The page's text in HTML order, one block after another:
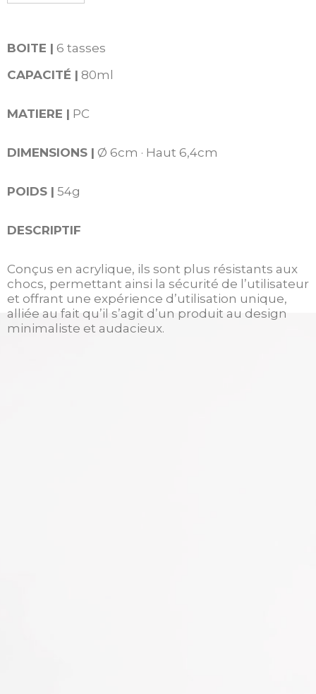
BOITE | 6 tasses
CAPACITÉ | 80ml
MATIERE | PC
DIMENSIONS | Ø 6cm · Haut 6,4cm
POIDS | 54g
DESCRIPTIF
Conçus en acrylique, ils sont plus résistants aux
chocs, permettant ainsi la sécurité de l’utilisateur
et offrant une expérience d’utilisation unique,
alliée au fait qu’il s’agit d’un produit au design
minimaliste et audacieux.